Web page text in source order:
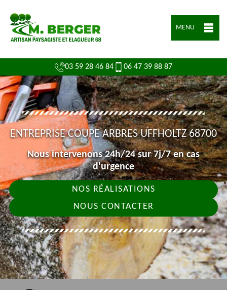
MENU
03 59 28 46 84 06 47 39 88 87
ENTREPRISE COUPE ARBRES UFFHOLTZ 68700
Nous intervenons 24h/24 sur 7j/7 en cas
d'urgence
NOS RÉALISATIONS
NOUS CONTACTER